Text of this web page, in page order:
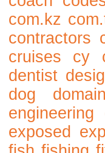
com.kz
contractors
cruises
cy
dentist
dog
engineering
exposed